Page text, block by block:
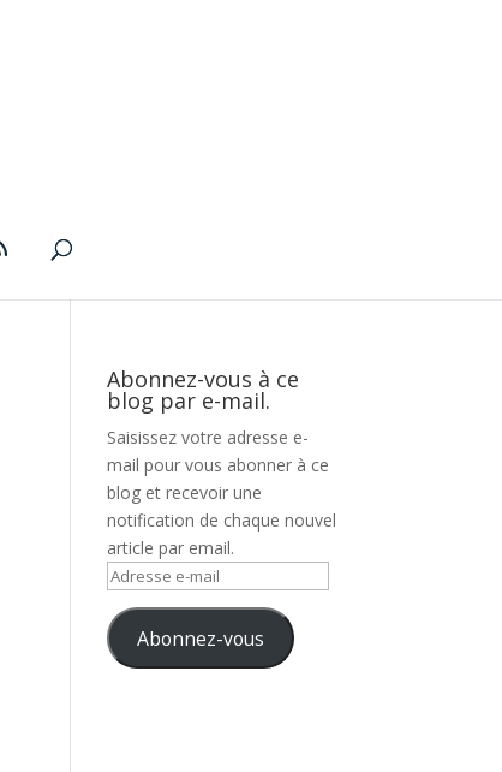
Abonnez-vous à ce
blog par e-mail.
Saisissez votre adresse e-
mail pour vous abonner à ce
blog et recevoir une
notification de chaque nouvel
article par email.
Adresse
mail Abonnez-vous